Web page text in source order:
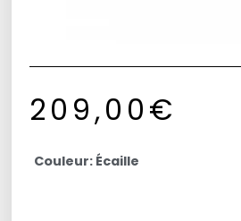
209,00€
Couleur: Écaille